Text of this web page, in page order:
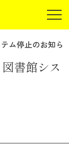
JP EN
ム停止のお知ら
書館シス